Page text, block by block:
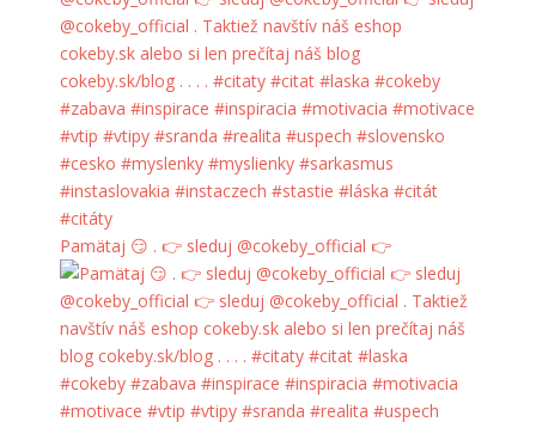
Pamätaj 😏 . 👉 sleduj @cokeby_official 👉